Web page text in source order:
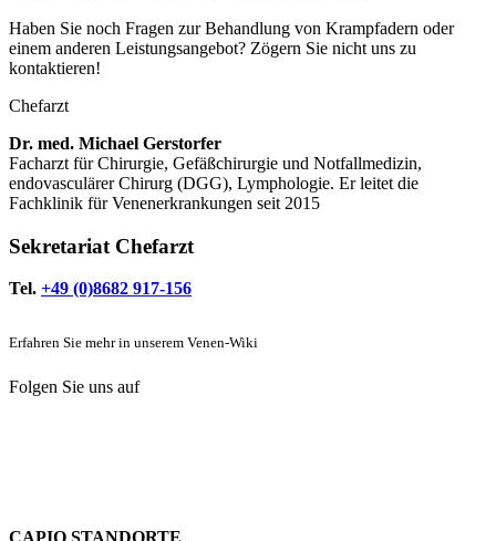
Haben Sie noch Fragen zur Behandlung von Krampfadern oder
einem anderen Leistungsangebot? Zögern Sie nicht uns zu
kontaktieren!
Chefarzt
Dr. med. Michael Gerstorfer
Facharzt für Chirurgie, Gefäßchirurgie und Notfallmedizin,
endovasculärer Chirurg (DGG), Lymphologie. Er leitet die
Fachklinik für Venenerkrankungen seit 2015
Sekretariat Chefarzt
Tel. +49 (0)8682 917-156
Erfahren Sie mehr in unserem Venen-Wiki
Folgen Sie uns auf
CAPIO STANDORTE